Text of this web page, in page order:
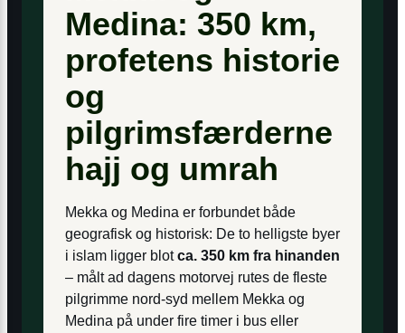
Medina: 350 km,
profetens historie
og
pilgrimsfærderne
hajj og umrah
Mekka og Medina er forbundet både
geografisk og historisk: De to helligste byer
i islam ligger blotca. 350 km fra hinanden
– målt ad dagens motorvej rutes de fleste
pilgrimme nord-syd mellem Mekka og
Medina på under fire timer i bus eller